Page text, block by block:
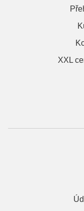
XXL